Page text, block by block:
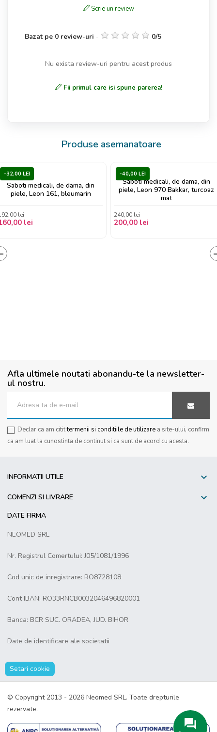
Scrie un review
Bazat pe 0 review-uri - 0/5
Nu exista review-uri pentru acest produs
Fii primul care isi spune parerea!
Produse asemanatoare
-32,00 LEI
Saboti medicali, de dama, din
piele, Leon 161, bleumarin
lei
lei
-40,00 LEI
Saboti medicali, de dama, din
piele, Leon 970 Bakkar, turcoaz
mat
240,00 lei
200,00 lei
Afla ultimele noutati abonandu-te la newsletter-
ul nostru.
Declar ca am citittermenii si conditiile de utilizare a site-ului, confirm
ca am luat la cunostinta de continut si ca sunt de acord cu acesta.
INFORMATII UTILE 
COMENZI SI LIVRARE 
DATE FIRMA
NEOMED SRL
Nr. Registrul Comertului: J05/1081/1996
Cod unic de inregistrare: RO8728108
Cont IBAN: RO33RNCB0032046496820001
Banca: BCR SUC. ORADEA, JUD. BIHOR
Date de identificare ale societatii
Setari cookie
© Copyright 2013 - 2026 Neomed SRL. Toate drepturile
rezervate.